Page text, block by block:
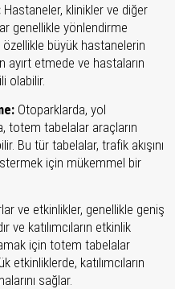
Hastaneler, klinikler ve diğer
genellikle yönlendirme
özellikle büyük hastanelerin
ayırt etmede ve hastaların
olabilir.
Otoparklarda, yol
totem tabelalar araçların
Bu tür tabelalar, trafik akışını
için mükemmel bir
ve etkinlikler, genellikle geniş
ve katılımcıların etkinlik
için totem tabelalar
etkinliklerde, katılımcıların
sağlar.